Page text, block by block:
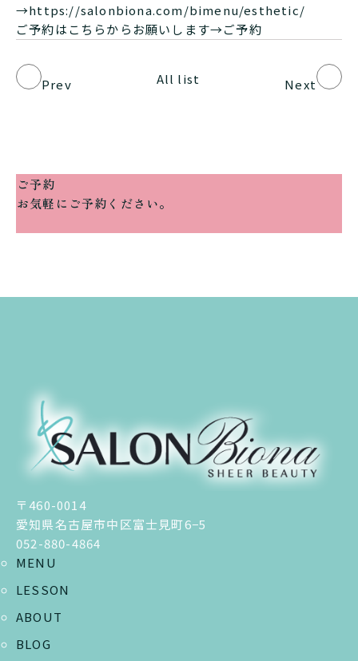
→https://salonbiona.com/bimenu/esthetic/
ご予約はこちらからお願いします→ご予約
Prev All list Next
ご予約
お気軽にご予約ください。
〒460-0014
愛知県名古屋市中区富士見町6−5
052-880-4864
MENU
LESSON
ABOUT
BLOG